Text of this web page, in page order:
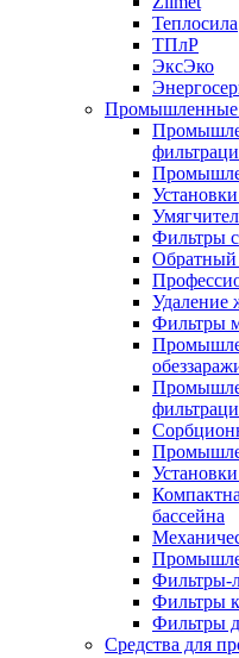
Теплосила
ТПлР
ЭксЭко
Промышленные
Фильтры
Обратный
Удаление
Фильтры
бассейна
Фильтры-
Фильтры
Фильтры
Средства для